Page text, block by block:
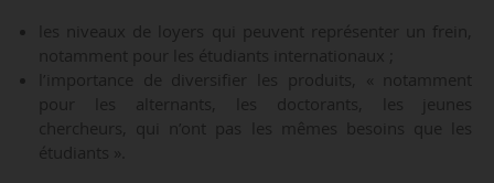
les niveaux de loyers qui peuvent représenter un frein,
notamment pour les étudiants internationaux ;
l’importance de diversifier les produits, « notamment
pour les alternants, les doctorants, les jeunes
chercheurs, qui n’ont pas les mêmes besoins que les
étudiants ».